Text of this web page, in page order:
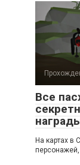
Все
На картах в